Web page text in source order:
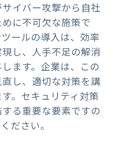
イバー攻撃から自社
に不可欠な施策で
ールの導入は、効率
し、人手不足の解消
ます。企業は、この
し、適切な対策を講
。セキュリティ対策
る重要な要素ですの
ださい。